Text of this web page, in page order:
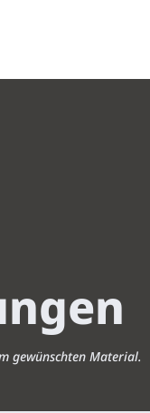
gewünschten Material.